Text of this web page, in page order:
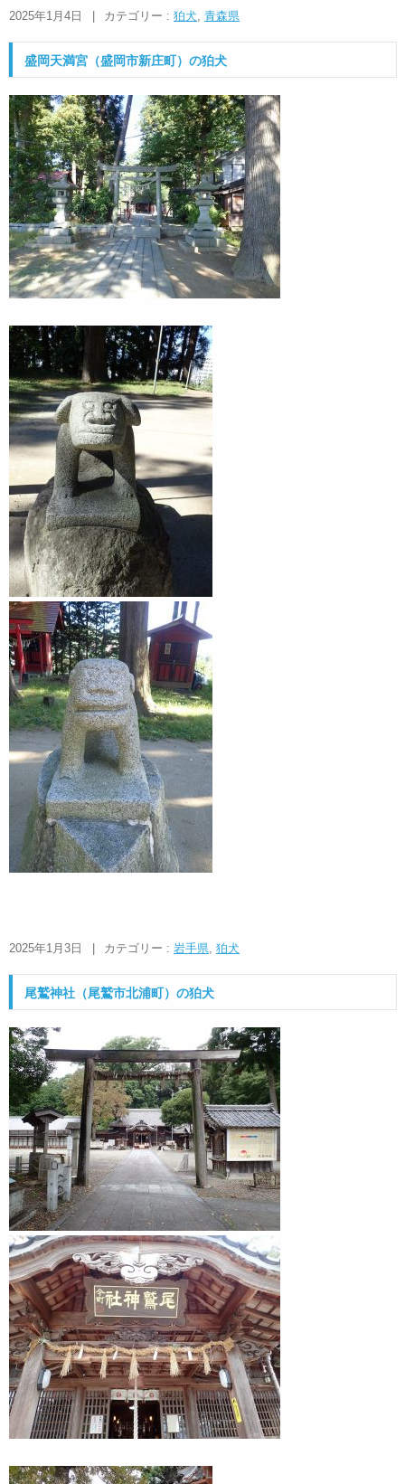
2025年1月4日 カテゴリー : 狛犬, 青森県
盛岡天満宮（盛岡市新庄町）の狛犬
2025年1月3日 カテゴリー : 岩手県, 狛犬
尾鷲神社（尾鷲市北浦町）の狛犬